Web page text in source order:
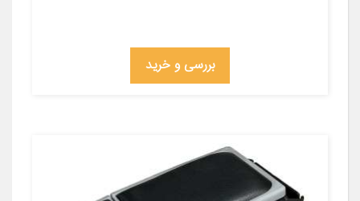
بررسی و خرید